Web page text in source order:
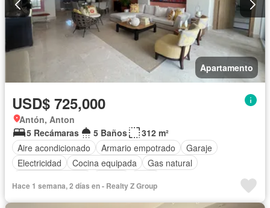
Apartamento
USD$ 725,000
Antón, Anton
5 Recámaras
5 Baños
312 m²
Aire acondicionado
Armario empotrado
Garaje
Electricidad
Cocina equipada
Gas natural
Hace 1 semana, 2 días en - Realty Z Group